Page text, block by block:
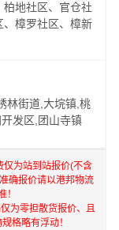
地社区、官仓社
、樟罗社区、樟新
林街道,大垸镇,桃
发区,团山寺镇
仅为站到站报价(不含
确报价请以港邦物流
！
为零担散货报价、且
格略有浮动！